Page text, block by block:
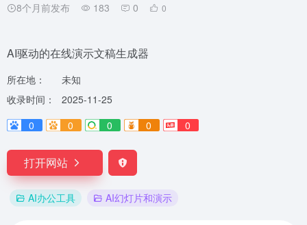
8个月前发布 183 0 0
AI驱动的在线演示文稿生成器
所在地：
未知
收录时间：
2025-11-25
0
0 0 0 0
打开网站
AI办公工具 AI幻灯片和演示